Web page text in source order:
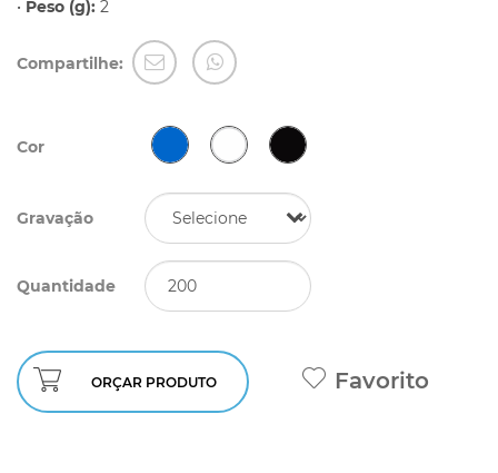
• Peso (g): 2
Compartilhe:
Cor
Gravação
Quantidade
ORÇAR PRODUTO Favorito